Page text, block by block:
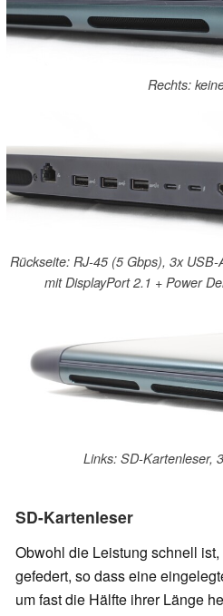
Rechts:
Rückseite: RJ-45 (5 Gbps), 3x
mit DisplayPort 2.1 + Power
Links: SD-Kartenleser,
SD-Kartenleser
Obwohl die Leistung schnell
gefedert, so dass eine
um fast die Hälfte ihrer Länge